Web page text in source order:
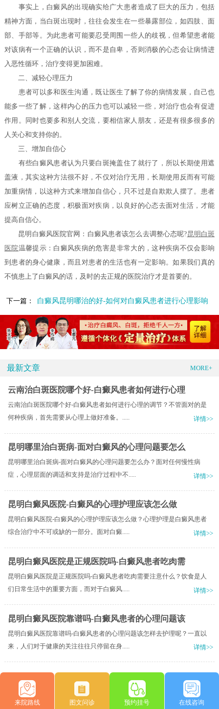
事实上，白癜风的出现确实给广大患者造成了巨大的压力，包括
精神方面，当白斑出现时，往往会发生在一些暴露部位，如四肢、面
部、手部等。为此患者可能要忍受周围一些人的歧视，但希望患者能
对该病有一个正确的认识，而不是自卑，否则消极的心态会让病情进
入恶性循环，治疗变得更加困难。
二、减轻心理压力
患者可以多和医生沟通，既让医生了解了你的病情发展，自己也
能多一些了解，这样内心的压力也可以减轻一些，对治疗也会有促进
作用。同时也要多和别人交流，要相信家人朋友，还是有很多很多的
人关心和支持你的。
三、增加自信心
有些白癜风患者认为只要白斑掩盖住了就行了，所以长期使用遮
盖液，其实这种方法很不好，不仅对治疗无用，长期使用反而有可能
加重病情，以这种方式来增加自信心，只不过是自欺欺人摆了。患者
应树立正确的态度，积极面对疾病，以良好的心态去面对生活，才能
提高自信心。
昆明白癜风医院官网：白癜风患者该怎么去调整心态呢?昆明白斑
医院温馨提示：白癜风疾病的危害是非常大的，这种疾病不仅会影响
到患者的身心健康，而且对患者的生活也有一定影响。如果我们真的
不慎患上了白癜风的话，及时的去正规的医院治疗才是首要的。
下一篇： 白癜风昆明哪治的好-如何对白癜风患者进行心理影响
最新文章 MORE+
云南治白斑医院哪个好-白癜风患者如何进行心理
云南治白斑医院哪个好-白癜风患者如何进行心理的调节？不管面对的是
何种疾病，首先需要从心理上做好准备。.....
详情>>
昆明哪里治白斑病-面对白癜风的心理问题要怎么
昆明哪里治白斑病-面对白癜风的心理问题要怎么办？面对任何慢性病
症，心理层面的调适和支持是治疗过程中不.....
详情>>
昆明白癜风医院-白癜风的心理护理应该怎么做
昆明白癜风医院-白癜风的心理护理应该怎么做？心理护理是白癜风患者
综合治疗中不可或缺的一部分。面对白癜.....
详情>>
昆明白癜风医院是正规医院吗-白癜风患者吃肉需
昆明白癜风医院是正规医院吗-白癜风患者吃肉需要注意什么？饮食是人
们日常生活中的重要方面，而对于白癜风.....
详情>>
昆明白癜风医院靠谱吗-白癜风患者的心理问题该
昆明白癜风医院靠谱吗-白癜风患者的心理问题该怎样去护理呢？一直以
来，人们对于健康的关注往往只停留在身.....
详情>>
来院路线 图文问诊 预约挂号 在线咨询